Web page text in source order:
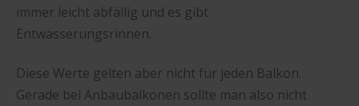
immer leicht abfällig und es gibt
Entwässerungsrinnen.
Diese Werte gelten aber nicht für jeden Balkon.
Gerade bei Anbaubalkonen sollte man also nicht